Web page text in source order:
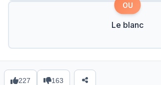
OU
Le blanc
227 163